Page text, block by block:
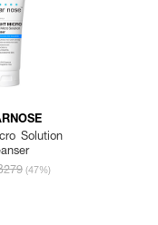
Solution
(47%)